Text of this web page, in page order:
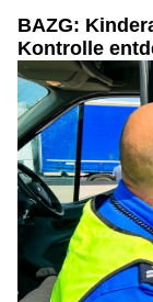
BAZG:
Kontrolle